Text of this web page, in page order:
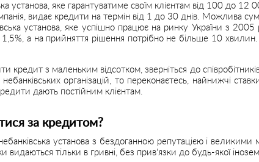
установа, яке гарантуватиме своїм клієнтам від 100 до
видає кредити на термін від 1 до 30 днів. Можлива
установа, яке успішно працює на ринку України з
1,5%, а на прийняття рішення потрібно не більше 10
кредит з маленьким відсотком, зверніться до
організацій, то переконаєтесь, найнижчі
дають постійним клієнтам.
за кредитом?
установа з бездоганною репутацією і
видаються тільки в гривні, без прив'язки до будь-якої